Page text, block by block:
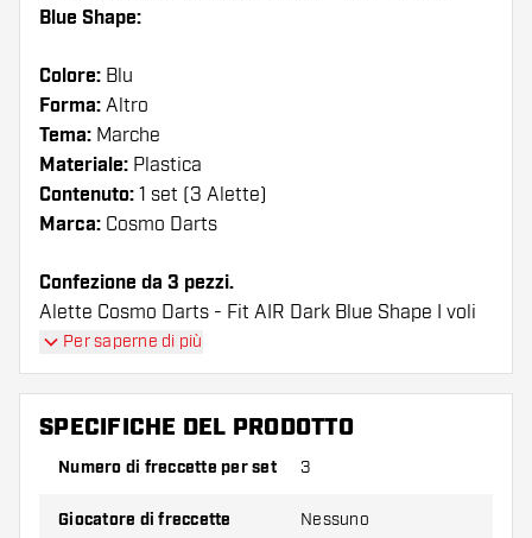
Blue Shape:
Colore: Blu
Forma: Altro
Tema: Marche
Materiale: Plastica
Contenuto: 1 set (3 Alette)
Marca: Cosmo Darts
Confezione da 3 pezzi.
Alette Cosmo Darts - Fit AIR Dark Blue Shape I voli
hanno una lunga durata. Queste alette possono
essere utilizzate solo con astine Cosmo Fit.
Suggerimento di Dartshopper!
Assicuratevi di avere a portata di mano un gran
Per saperne di più
SPECIFICHE DEL PRODOTTO
Numero di freccette per set 3
Giocatore di freccette Nessuno